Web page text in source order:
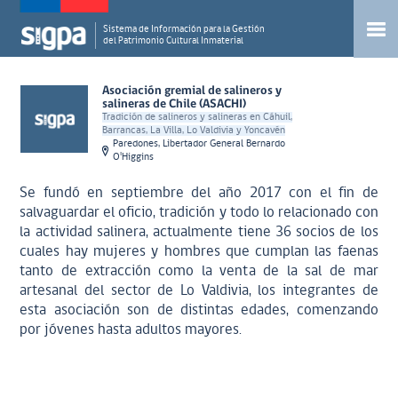
Sistema de Información para la Gestión
del Patrimonio Cultural Inmaterial
Asociación gremial de salineros y
salineras de Chile (ASACHI)
Tradición de salineros y salineras en Cáhuil,
Barrancas, La Villa, Lo Valdivia y Yoncavén
Paredones, Libertador General Bernardo
O'Higgins
Se fundó en septiembre del año 2017 con el fin de
salvaguardar el oficio, tradición y todo lo relacionado con
la actividad salinera, actualmente tiene 36 socios de los
cuales hay mujeres y hombres que cumplan las faenas
tanto de extracción como la venta de la sal de mar
artesanal del sector de Lo Valdivia, los integrantes de
esta asociación son de distintas edades, comenzando
por jóvenes hasta adultos mayores.